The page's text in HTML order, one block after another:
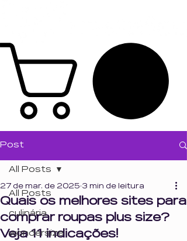
Post
All Posts
culinária
wondersize
All Posts
Quais os melhores sites para
comprar roupas plus size?
Veja 11 indicações!
27 de mar. de 2025 3 min de leitura